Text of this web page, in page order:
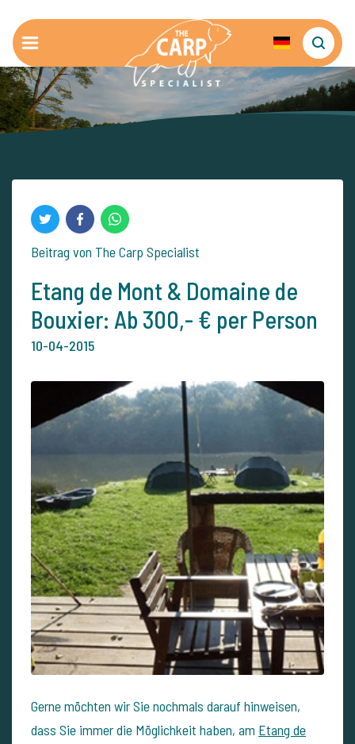
Beitrag von The Carp Specialist
Etang de Mont & Domaine de
Bouxier: Ab 300,- € per Person
10-04-2015
Gerne möchten wir Sie nochmals darauf hinweisen,
dass Sie immer die Möglichkeit haben, am Etang de